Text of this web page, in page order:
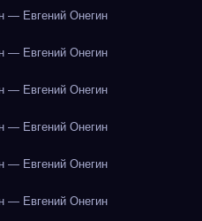
— Евгений Онегин
— Евгений Онегин
— Евгений Онегин
— Евгений Онегин
— Евгений Онегин
— Евгений Онегин